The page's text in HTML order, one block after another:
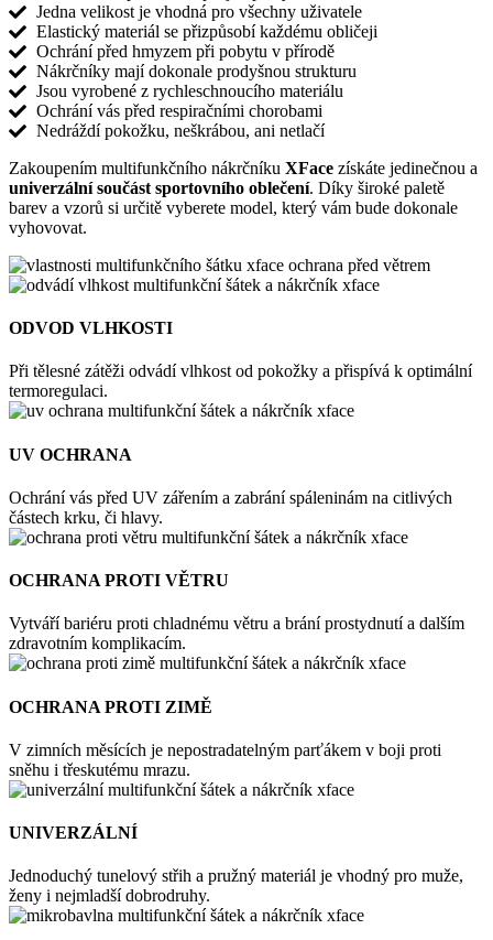
Jedna velikost je vhodná pro všechny uživatele
Elastický materiál se přizpůsobí každému obličeji
Ochrání před hmyzem při pobytu v přírodě
Nákrčníky mají dokonale prodyšnou strukturu
Jsou vyrobené z rychleschnoucího materiálu
Ochrání vás před respiračními chorobami
Nedráždí pokožku, neškrábou, ani netlačí
Zakoupením multifunkčního nákrčníku XFace získáte jedinečnou a
univerzální součást sportovního oblečení. Díky široké paletě
barev a vzorů si určitě vyberete model, který vám bude dokonale
vyhovovat.
ODVOD VLHKOSTI
Při tělesné zátěži odvádí vlhkost od pokožky a přispívá k optimální
termoregulaci.
UV OCHRANA
Ochrání vás před UV zářením a zabrání spáleninám na citlivých
částech krku, či hlavy.
OCHRANA PROTI VĚTRU
Vytváří bariéru proti chladnému větru a brání prostydnutí a dalším
zdravotním komplikacím.
OCHRANA PROTI ZIMĚ
V zimních měsících je nepostradatelným parťákem v boji proti
sněhu i třeskutému mrazu.
UNIVERZÁLNÍ
Jednoduchý tunelový střih a pružný materiál je vhodný pro muže,
ženy i nejmladší dobrodruhy.